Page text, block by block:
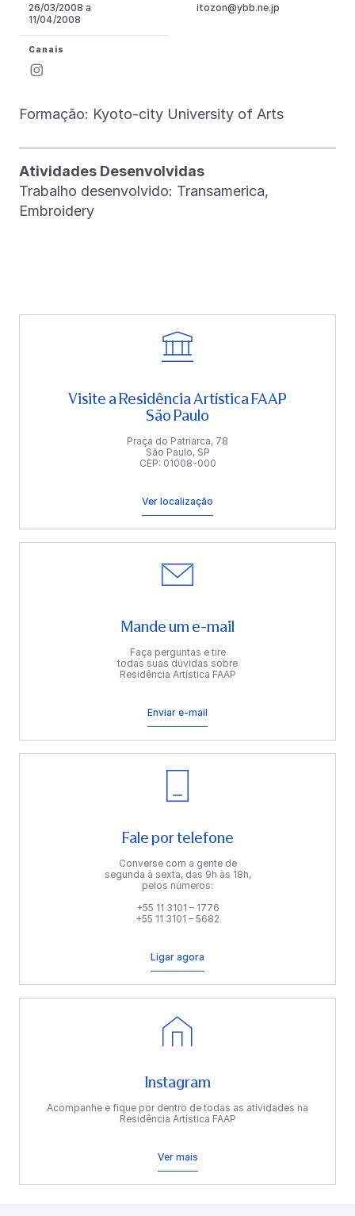
26/03/2008 a
11/04/2008
itozon@ybb.ne.jp
Canais
Formação: Kyoto-city University of Arts
Atividades Desenvolvidas
Trabalho desenvolvido: Transamerica,
Embroidery
Visite a Residência Artística FAAP
São Paulo
Praça do Patriarca, 78
São Paulo, SP
CEP: 01008-000
Ver localização
Mande um e-mail
Faça perguntas e tire
todas suas dúvidas sobre
Residência Artística FAAP
Enviar e-mail
Fale por telefone
Converse com a gente de
segunda à sexta, das 9h às 18h,
pelos números:
+55 11 3101 – 1776
+55 11 3101 – 5682
Ligar agora
Instagram
Acompanhe e fique por dentro de todas as atividades na
Residência Artística FAAP
Ver mais